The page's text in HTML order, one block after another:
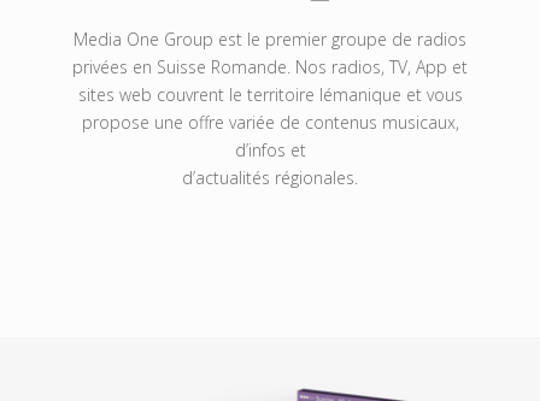
Media One Group est le premier groupe de radios
privées en Suisse Romande. Nos radios, TV, App et
sites web couvrent le territoire lémanique et vous
propose une offre variée de contenus musicaux,
d’infos et
d’actualités régionales.